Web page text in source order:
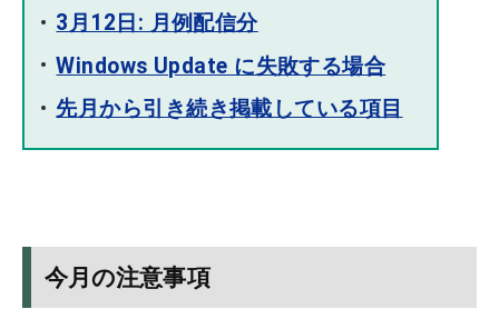
3月12日: 月例配信分
Windows Update に失敗する場合
先月から引き続き掲載している項目
今月の注意事項